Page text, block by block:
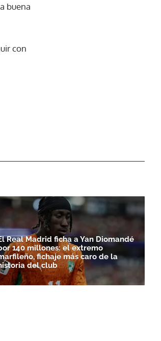
buena
con
Real Madrid ficha a Yan Diomandé
140 millones: el extremo
fichaje más caro de la
del club